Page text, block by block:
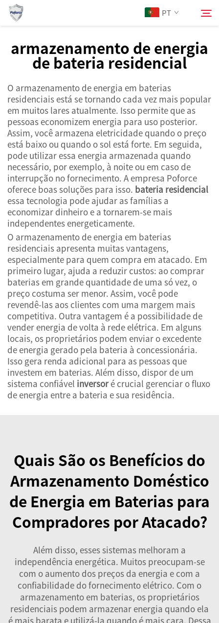
PT
Sobre Nós
Produtos
Serviços
Notícias
Contacte-nos
Pesquisar
armazenamento de energia
de bateria residencial
O armazenamento de energia em baterias
residenciais está se tornando cada vez mais popular
em muitos lares atualmente. Isso permite que as
pessoas economizem energia para uso posterior.
Assim, você armazena eletricidade quando o preço
está baixo ou quando o sol está forte. Em seguida,
pode utilizar essa energia armazenada quando
necessário, por exemplo, à noite ou em caso de
interrupção no fornecimento. A empresa Poforce
oferece boas soluções para isso. bateria residencial
essa tecnologia pode ajudar as famílias a
economizar dinheiro e a tornarem-se mais
independentes energeticamente.
O armazenamento de energia em baterias
residenciais apresenta muitas vantagens,
especialmente para quem compra em atacado. Em
primeiro lugar, ajuda a reduzir custos: ao comprar
baterias em grande quantidade de uma só vez, o
preço costuma ser menor. Assim, você pode
revendê-las aos clientes com uma margem mais
competitiva. Outra vantagem é a possibilidade de
vender energia de volta à rede elétrica. Em alguns
locais, os proprietários podem enviar o excedente
de energia gerado pela bateria à concessionária.
Isso gera renda adicional para as pessoas que
investem em baterias. Além disso, dispor de um
sistema confiável inversoré crucial gerenciar o fluxo
de energia entre a bateria e sua residência.
Quais São os Benefícios do
Armazenamento Doméstico
de Energia em Baterias para
Compradores por Atacado?
Além disso, esses sistemas melhoram a
independência energética. Muitos preocupam-se
com o aumento dos preços da energia e com a
confiabilidade do fornecimento elétrico. Com o
armazenamento em baterias, os proprietários
residenciais podem armazenar energia quando ela
é mais barata e utilizá-la quando é mais cara. Dessa